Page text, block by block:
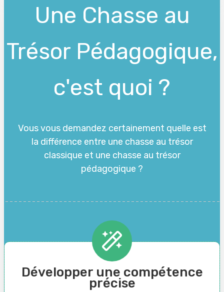
Une Chasse au
Trésor Pédagogique,
c'est quoi ?
Vous vous demandez certainement quelle est
la différence entre une chasse au trésor
classique et une chasse au trésor
pédagogique ?
Développer une compétence
précise